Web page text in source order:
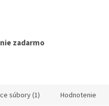
zadarmo
súbory (1) Hodnotenie